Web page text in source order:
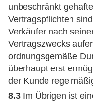
unbeschränkt
Vertragspflichten
Verkäufer nach
Vertragszwecks
ordnungsgemäße
überhaupt erst
der Kunde
8.3 Im Übrigen ist